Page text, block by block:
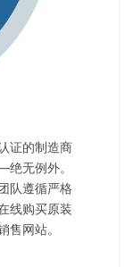
证的制造商
无例外。
队遵循严格
线购买原装
售网站。